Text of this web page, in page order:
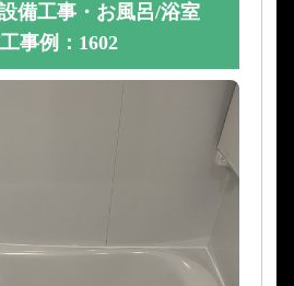
備工事・お風呂/浴室
事例：1602